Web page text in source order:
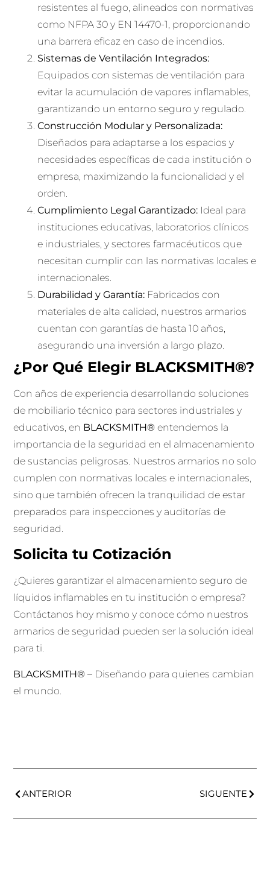
resistentes al fuego, alineados con normativas
como NFPA 30 y EN 14470-1, proporcionando
una barrera eficaz en caso de incendios.
Sistemas de Ventilación Integrados:
Equipados con sistemas de ventilación para
evitar la acumulación de vapores inflamables,
garantizando un entorno seguro y regulado.
Construcción Modular y Personalizada:
Diseñados para adaptarse a los espacios y
necesidades específicas de cada institución o
empresa, maximizando la funcionalidad y el
orden.
Cumplimiento Legal Garantizado: Ideal para
instituciones educativas, laboratorios clínicos
e industriales, y sectores farmacéuticos que
necesitan cumplir con las normativas locales e
internacionales.
Durabilidad y Garantía: Fabricados con
materiales de alta calidad, nuestros armarios
cuentan con garantías de hasta 10 años,
asegurando una inversión a largo plazo.
¿Por Qué Elegir BLACKSMITH®?
Con años de experiencia desarrollando soluciones
de mobiliario técnico para sectores industriales y
educativos, en BLACKSMITH® entendemos la
importancia de la seguridad en el almacenamiento
de sustancias peligrosas. Nuestros armarios no solo
cumplen con normativas locales e internacionales,
sino que también ofrecen la tranquilidad de estar
preparados para inspecciones y auditorías de
seguridad.
Solicita tu Cotización
¿Quieres garantizar el almacenamiento seguro de
líquidos inflamables en tu institución o empresa?
Contáctanos hoy mismo y conoce cómo nuestros
armarios de seguridad pueden ser la solución ideal
para ti.
BLACKSMITH® – Diseñando para quienes cambian
el mundo.
ANTERIOR SIGUENTE